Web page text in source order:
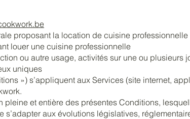
proposant la location de cuisine professionnelle
louer une cuisine professionnelle
ou autre usage, activités sur une ou plusieurs
uniques
») s’appliquent aux Services (site internet,
pleine et entière des présentes Conditions,
s’adapter aux évolutions législatives,